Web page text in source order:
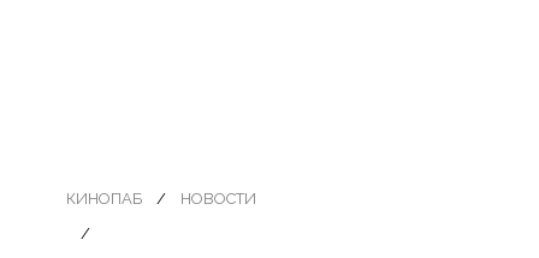
КИНОПАБ НОВОСТИ